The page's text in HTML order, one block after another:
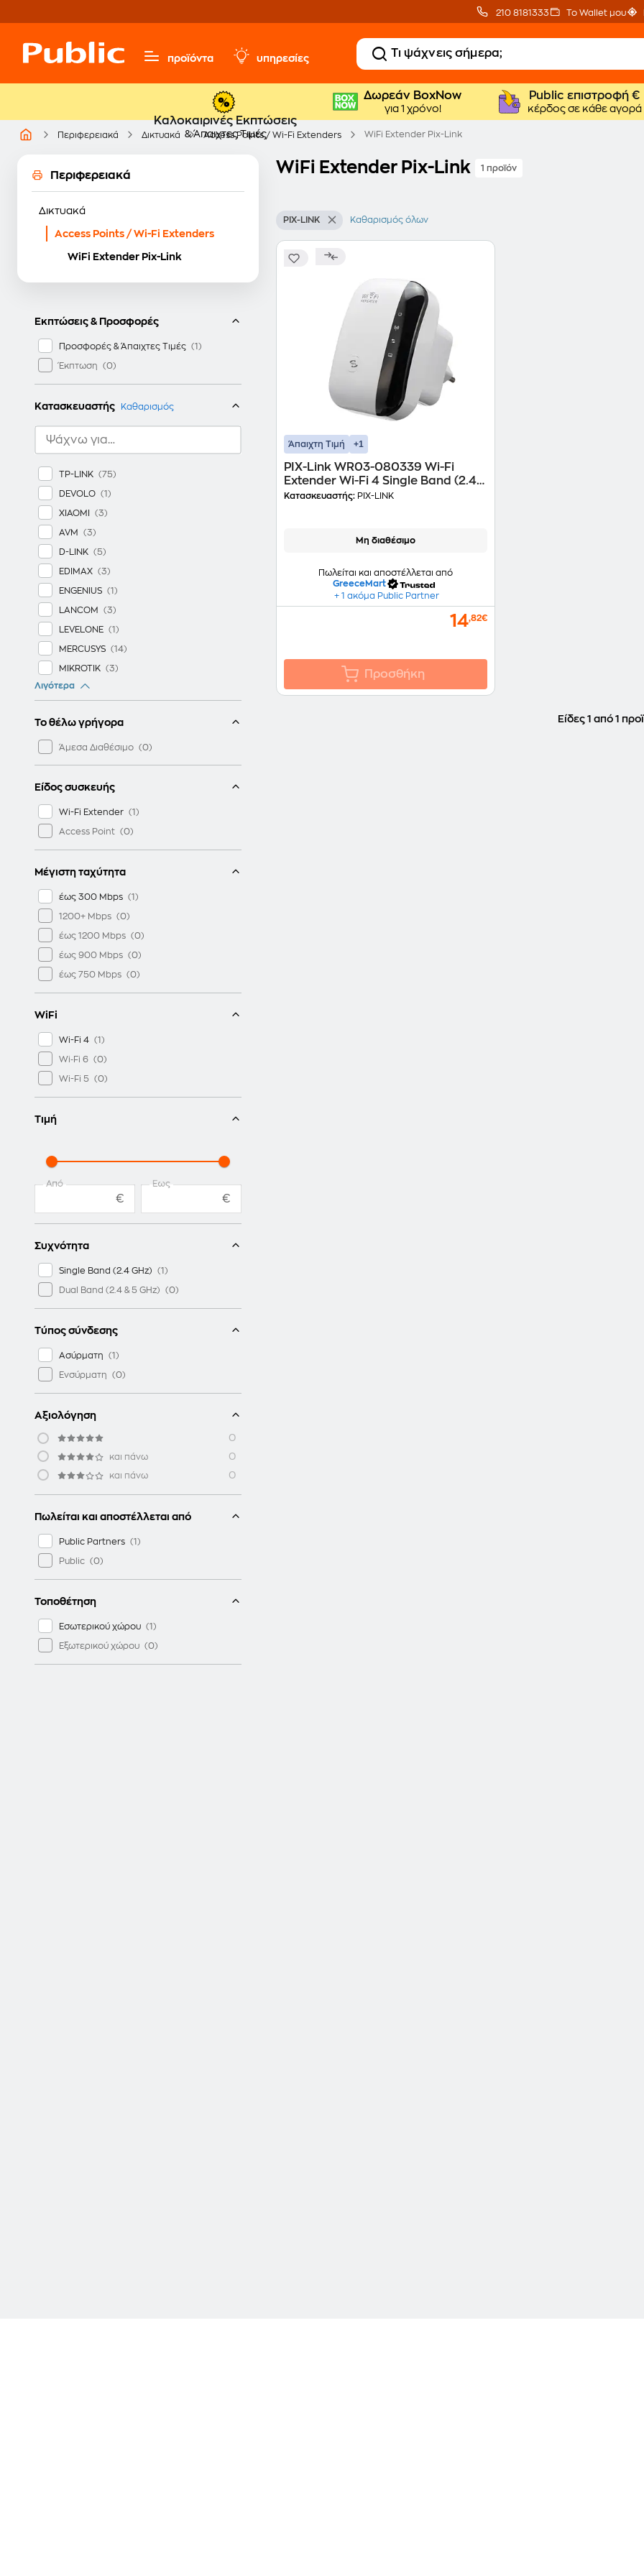
210 8181333 Το Wallet μου
προϊόντα υπηρεσίες
Καλοκαιρινές Εκπτώσεις
& Άπαιχτες Τιμές
Δωρεάν BoxNow
για 1 χρόνο!
Public επιστροφή €
κέρδος σε κάθε αγορά
Περιφερειακά Δικτυακά Access Points / Wi-Fi Extenders WiFi Extender Pix-Link
Περιφερειακά
Δικτυακά
Access Points / Wi-Fi Extenders
WiFi Extender Pix-Link
Εκπτώσεις & Προσφορές
Προσφορές & Άπαιχτες Τιμές
Έκπτωση
Κατασκευαστής Καθαρισμός
TP-LINK
DEVOLO
XIAOMI
AVM
D-LINK
EDIMAX
ENGENIUS
LANCOM
LEVELONE
MERCUSYS
MIKROTIK
PIX-LINK
UBIQUITI
WAVLINK
Λιγότερα
Το θέλω γρήγορα
Άμεσα Διαθέσιμο
Είδος συσκευής
Wi-Fi Extender
Access Point
Μέγιστη ταχύτητα
έως 300 Mbps
1200+ Mbps
έως 1200 Mbps
έως 900 Mbps
έως 750 Mbps
WiFi
Wi-Fi 4
Wi‑Fi 6
Wi-Fi 5
Τιμή
Από
€
Έως
€
Συχνότητα
Single Band (2.4 GHz)
Dual Band (2.4 & 5 GHz)
Τύπος σύνδεσης
Ασύρματη
Ενσύρματη
Αξιολόγηση
0
και πάνω 0
και πάνω 0
Πωλείται και αποστέλλεται από
Public Partners
Public
Τοποθέτηση
Εσωτερικού χώρου
Εξωτερικού χώρου
WiFi Extender Pix-Link 1 προϊόν
PIX-LINK Καθαρισμός όλων
Άπαιχτη Τιμή +1
PIX-Link WR03-080339 Wi-Fi
Extender Wi-Fi 4 Single Band (2.4
GHz) 300Mbps
Κατασκευαστής: PIX-LINK
Μη διαθέσιμο
Πωλείται και αποστέλλεται από
GreeceMart
+ 1 ακόμα Public Partner
14,82€
Προσθήκη
Είδες 1 από 1